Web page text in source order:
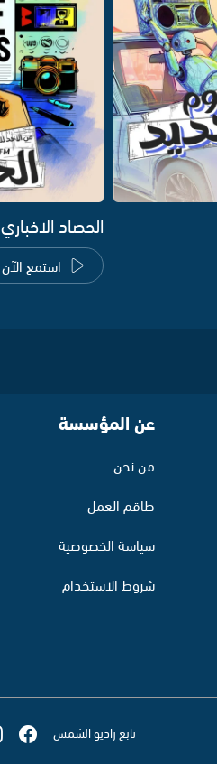
الحصاد الاخباري
استمع الآن
عن المؤسسة
من نحن
طاقم العمل
سياسة الخصوصية
شروط الاستخدام
تابع راديو الشمس